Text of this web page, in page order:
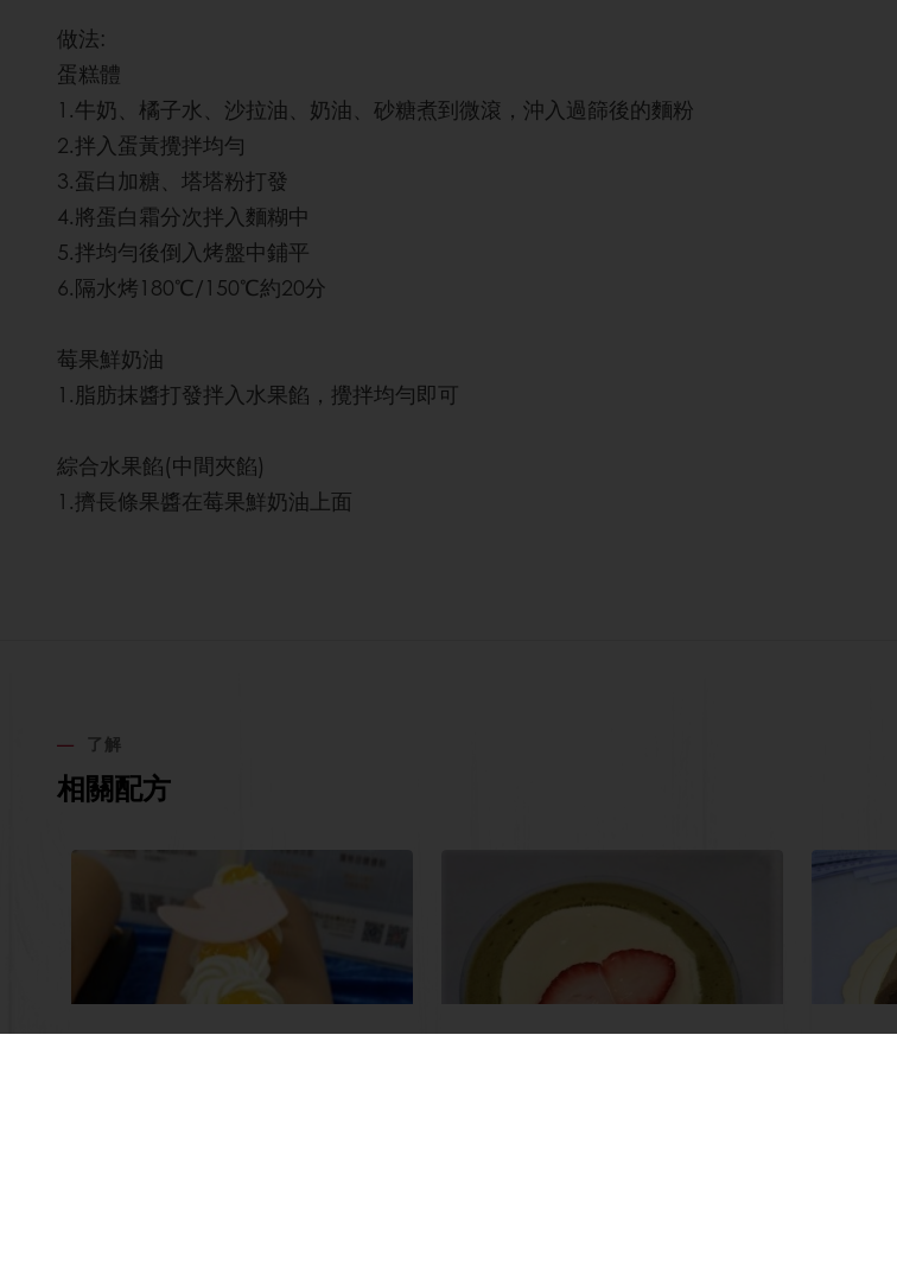
做法:
蛋糕體
1.牛奶、橘子水、沙拉油、奶油、砂糖煮到微滾，沖入過篩後的麵粉
2.拌入蛋黃攪拌均勻
3.蛋白加糖、塔塔粉打發
4.將蛋白霜分次拌入麵糊中
5.拌均勻後倒入烤盤中鋪平
6.隔水烤180℃/150℃約20分
莓果鮮奶油
1.脂肪抹醬打發拌入水果餡，攪拌均勻即可
綜合水果餡(中間夾餡)
1.擠長條果醬在莓果鮮奶油上面
了解
相關配方